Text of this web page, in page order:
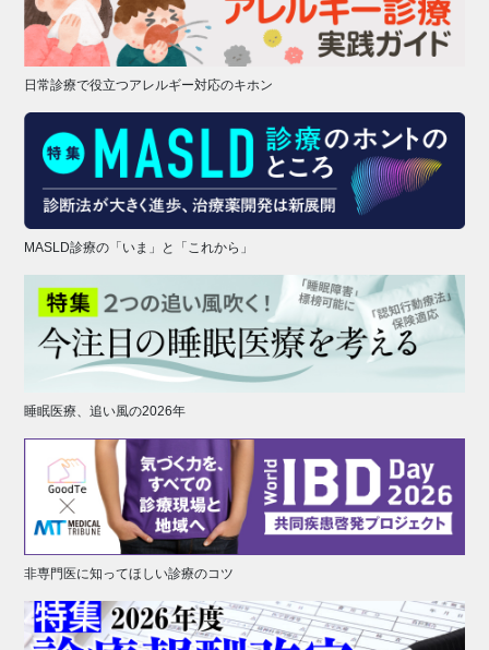
日常診療で役立つアレルギー対応のキホン
MASLD診療の「いま」と「これから」
睡眠医療、追い風の2026年
非専門医に知ってほしい診療のコツ